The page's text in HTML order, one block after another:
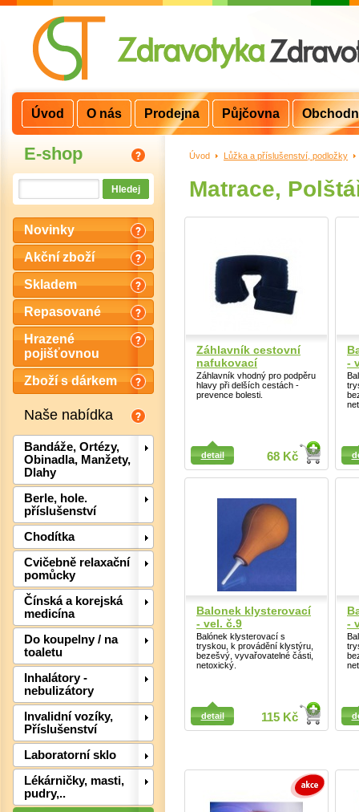
E-shop
Novinky
Akční zboží
Skladem
Repasované
Hrazené
pojišťovnou
Zboží s dárkem
Naše nabídka
Bandáže, Ortézy,
Obinadla, Manžety,
Dlahy
Berle, hole.
příslušenství
Chodítka
Cvičebně relaxační
pomůcky
Čínská a korejská
medicína
Do koupelny / na
toaletu
Inhalátory -
nebulizátory
Invalidní vozíky,
Příslušenství
Laboratorní sklo
Lékárničky, masti,
pudry,..
Úvod > Lůžka a příslušenství, podložky >
Matrace,
Záhlavník cestovní
nafukovací
Záhlavník vhodný pro podpěru
hlavy při delších cestách -
prevence bolesti.
68 Kč
detail
-
Detail
Detail
Balonek klysterovací
- vel. č.9
Balónek klysterovací s
tryskou, k provádění klystýru,
bezešvý, vyvařovatelné části,
netoxický.
115 Kč
detail
-
Detail
Úvod O nás Prodejna Půjčovna